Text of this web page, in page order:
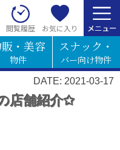
閲覧履歴 お気に入り
・美容
物件
スナック・
バー向け物件
DATE: 2021-03-17
店舗紹介✩